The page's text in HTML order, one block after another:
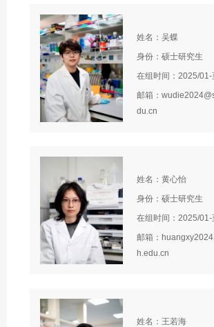
姓名：吴蝶
身份：硕士研究生
在组时间：2025/01-
邮箱：
du.cn
姓名：黄心怡
身份：硕士研究生
在组时间：2025/01-
邮箱：
h.edu.cn
姓名：王若海